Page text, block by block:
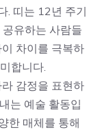
. 띠는 12년 주기
유하는 사람들
차이를 극복하
합니다.
감정을 표현하
는 예술 활동입
한 매체를 통해